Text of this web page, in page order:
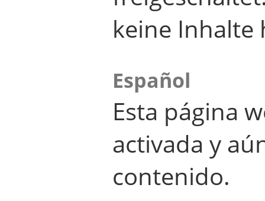
keine Inhalte
Español
Esta página
activada y
contenido.